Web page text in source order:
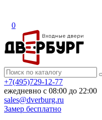
0
+7(495)729-12-77
ежедневно с 08:00 до 22:00
sales@dverburg.ru
Замер бесплатно